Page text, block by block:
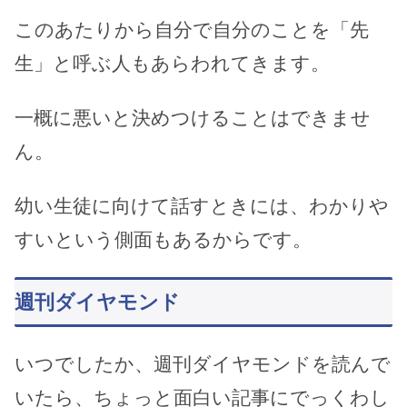
このあたりから自分で自分のことを「先
生」と呼ぶ人もあらわれてきます。
一概に悪いと決めつけることはできませ
ん。
幼い生徒に向けて話すときには、わかりや
すいという側面もあるからです。
週刊ダイヤモンド
いつでしたか、週刊ダイヤモンドを読んで
いたら、ちょっと面白い記事にでっくわし